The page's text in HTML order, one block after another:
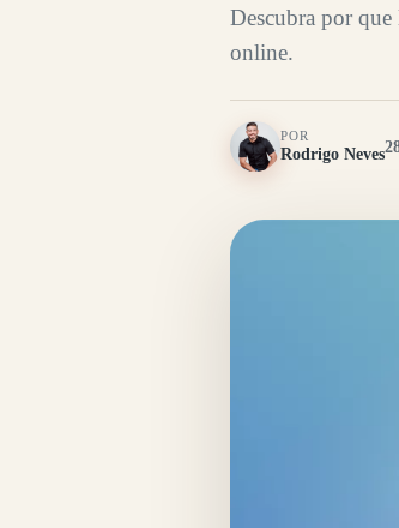
Descubra por
online.
POR
Rodrigo Neves